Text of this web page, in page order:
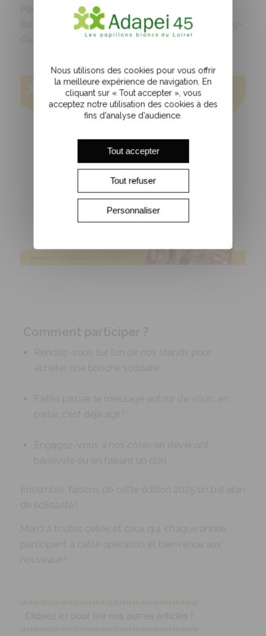
Père-sur-Loire, Briare, Châtillon-Coligny, Lorris,
Bonnée, Châteauneuf-sur-Loire, Tigy et Poilly-Lez-
Comment participer ?
Rendez-vous sur l’un de nos stands pour
acheter une brioche solidaire
Faites passer le message autour de vous : en
parler, c’est déjà agir !
Engagez-vous à nos côtés en devenant
bénévole ou en faisant un don
Ensemble, faisons de cette édition 2025 un bel élan
de solidarité !
Merci à toutes celles et ceux qui, chaque année,
participent à cette opération et bienvenue aux
nouveaux !
Nous utilisons des cookies pour vous offrir
la meilleure expérience de navigation. En
cliquant sur « Tout accepter », vous
acceptez notre utilisation des cookies à des
fins d'analyse d'audience.
Tout accepter
Tout refuser
Personnaliser